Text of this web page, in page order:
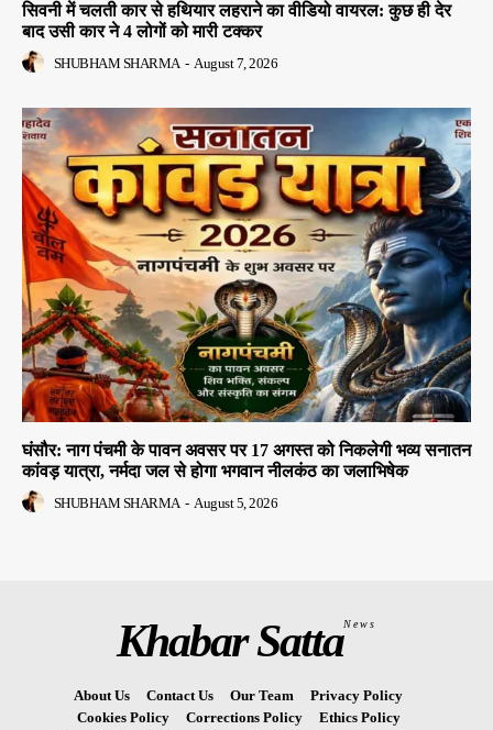
सिवनी में चलती कार से हथियार लहराने का वीडियो वायरल: कुछ ही देर
बाद उसी कार ने 4 लोगों को मारी टक्कर
SHUBHAM SHARMA - August 7, 2026
घंसौर: नाग पंचमी के पावन अवसर पर 17 अगस्त को निकलेगी भव्य सनातन
कांवड़ यात्रा, नर्मदा जल से होगा भगवान नीलकंठ का जलाभिषेक
SHUBHAM SHARMA - August 5, 2026
Khabar SattaNews
About Us Contact Us Our Team
Privacy Policy
Cookies Policy
Corrections Policy
Ethics Policy